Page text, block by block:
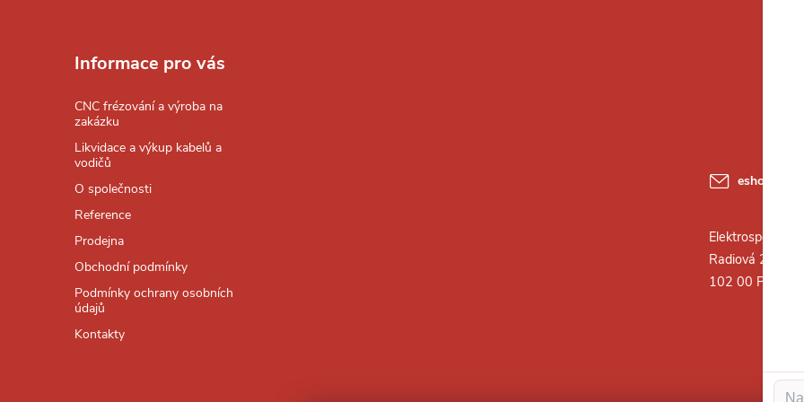
Informace pro vás
CNC frézování a výroba na
zakázku
Likvidace a výkup kabelů a
vodičů
O společnosti
Reference
Prodejna
Obchodní podmínky
Podmínky ochrany osobních
údajů
Kontakty
eshop